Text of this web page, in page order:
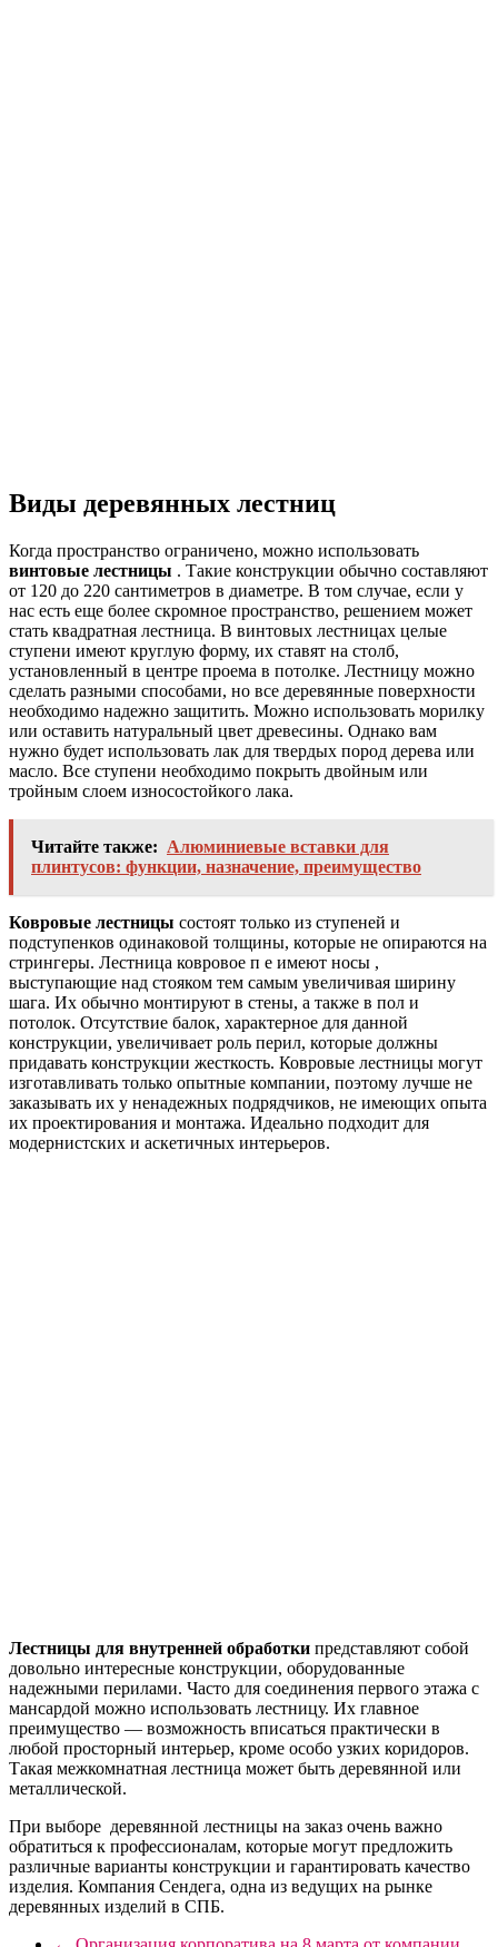
Виды деревянных лестниц
Когда пространство ограничено, можно использовать
винтовые лестницы . Такие конструкции обычно составляют
от 120 до 220 сантиметров в диаметре. В том случае, если у
нас есть еще более скромное пространство, решением может
стать квадратная лестница. В винтовых лестницах целые
ступени имеют круглую форму, их ставят на столб,
установленный в центре проема в потолке. Лестницу можно
сделать разными способами, но все деревянные поверхности
необходимо надежно защитить. Можно использовать морилку
или оставить натуральный цвет древесины. Однако вам
нужно будет использовать лак для твердых пород дерева или
масло. Все ступени необходимо покрыть двойным или
тройным слоем износостойкого лака.
Читайте также: Алюминиевые вставки для
плинтусов: функции, назначение, преимущество
Ковровые лестницы состоят только из ступеней и
подступенков одинаковой толщины, которые не опираются на
стрингеры. Лестница ковровое п е имеют носы ,
выступающие над стояком тем самым увеличивая ширину
шага. Их обычно монтируют в стены, а также в пол и
потолок. Отсутствие балок, характерное для данной
конструкции, увеличивает роль перил, которые должны
придавать конструкции жесткость. Ковровые лестницы могут
изготавливать только опытные компании, поэтому лучше не
заказывать их у ненадежных подрядчиков, не имеющих опыта
их проектирования и монтажа. Идеально подходит для
модернистских и аскетичных интерьеров.
Лестницы для внутренней обработки представляют собой
довольно интересные конструкции, оборудованные
надежными перилами. Часто для соединения первого этажа с
мансардой можно использовать лестницу. Их главное
преимущество — возможность вписаться практически в
любой просторный интерьер, кроме особо узких коридоров.
Такая межкомнатная лестница может быть деревянной или
металлической.
При выборе деревянной лестницы на заказ очень важно
обратиться к профессионалам, которые могут предложить
различные варианты конструкции и гарантировать качество
изделия. Компания Сендега, одна из ведущих на рынке
деревянных изделий в СПБ.